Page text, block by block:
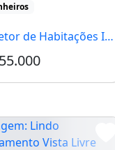
de Habitações Individuais Norte, Brasília - DF